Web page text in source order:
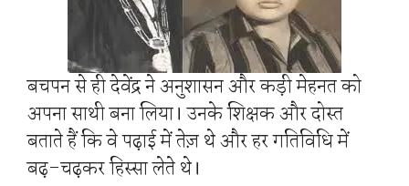
बचपन से ही देवेंद्र ने अनुशासन और कड़ी मेहनत को
अपना साथी बना लिया। उनके शिक्षक और दोस्त
बताते हैं कि वे पढ़ाई में तेज़ थे और हर गतिविधि में
बढ़-चढ़कर हिस्सा लेते थे।